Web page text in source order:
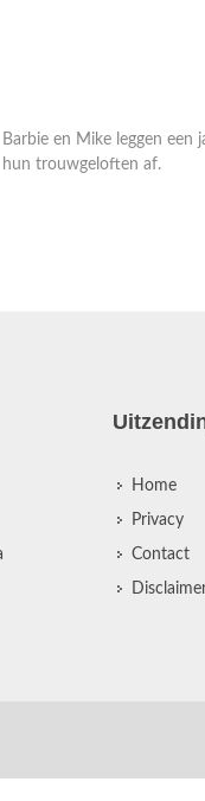
hun trouwgeloften af.
Home
Privacy
Contact